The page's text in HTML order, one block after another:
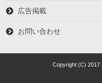
広告掲載
お問い合わせ
Copyright (C) 2017